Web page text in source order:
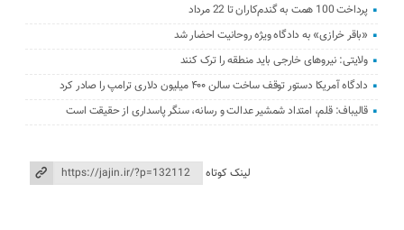
پرداخت 100 همت به گندم‌کاران تا 22 مرداد
«باقر خرازی» به دادگاه ویژه روحانیت احضار شد
ولایتی: نیرو‌های خارجی باید منطقه را ترک کنند
دادگاه آمریکا دستور توقف ساخت سالن ۴۰۰ میلیون دلاری ترامپ را صادر کرد
قالیباف: قلم، امتداد شمشیر عدالت و رسانه، سنگر پاسداری از حقیقت است
لینک کوتاه